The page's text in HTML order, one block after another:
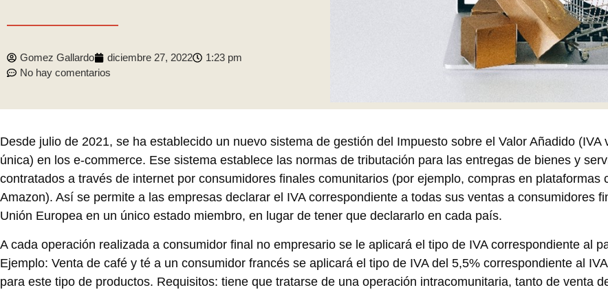
Gomez Gallardo diciembre 27, 2022
1:23 pm
No hay comentarios
Desde julio de 2021, se ha establecido un nuevo sistema de gestión del Impuesto sobre el Valor Añadido (IVA
única) en los e-commerce. Ese sistema establece las normas de tributación para las entregas de bienes y
contratados a través de internet por consumidores finales comunitarios (por ejemplo, compras en plataformas
Amazon). Así se permite a las empresas declarar el IVA correspondiente a todas sus ventas a consumidores
Unión Europea en un único estado miembro, en lugar de tener que declararlo en cada país.
A cada operación realizada a consumidor final no empresario se le aplicará el tipo de IVA correspondiente al
Ejemplo: Venta de café y té a un consumidor francés se aplicará el tipo de IVA del 5,5% correspondiente al
para este tipo de productos. Requisitos: tiene que tratarse de una operación intracomunitaria, tanto de venta